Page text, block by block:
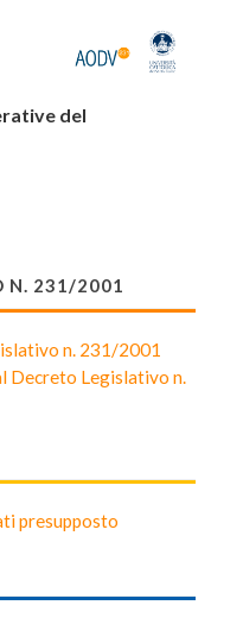
del
N. 231/2001
n. 231/2001
Decreto Legislativo n.
presupposto